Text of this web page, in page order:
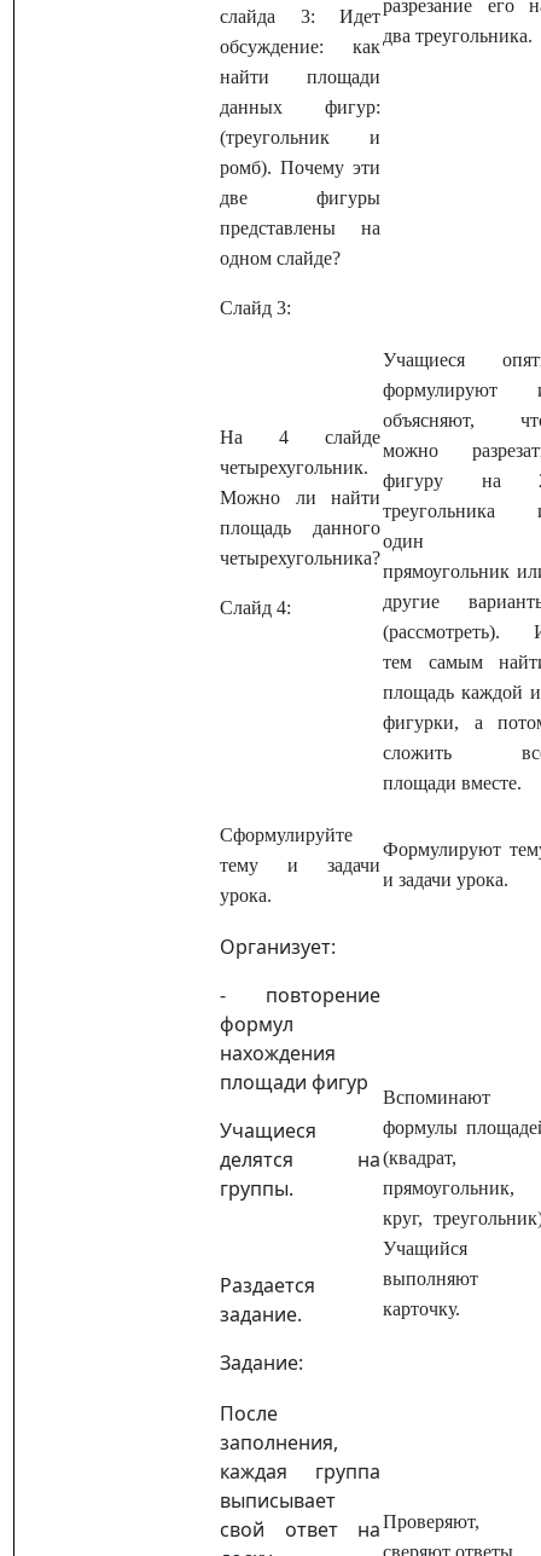
слайда 3: Идет
обсуждение: как
найти площади
данных фигур:
(треугольник и
ромб). Почему эти
две фигуры
представлены на
одном слайде?
Слайд 3:
разрезание его
два треугольника.
На 4 слайде
четырехугольник.
Можно ли найти
площадь данного
четырехугольника?
Слайд 4:
Учащиеся
формулируют
объясняют,
можно
фигуру на
треугольника
один
прямоугольник
другие
(рассмотреть).
тем самым
площадь каждой
фигурки, а
сложить
площади вместе.
Сформулируйте
тему и задачи
урока.
Формулируют
и задачи урока.
Организует:
- повторение
формул
нахождения
площади фигур
Учащиеся
делятся на
группы.
Раздается
задание.
Задание:
Вспоминают
формулы
(квадрат,
прямоугольник,
круг,
Учащийся
выполняют
карточку.
После
заполнения,
каждая группа
выписывает
свой ответ наПроверяют,
сверяют ответы.